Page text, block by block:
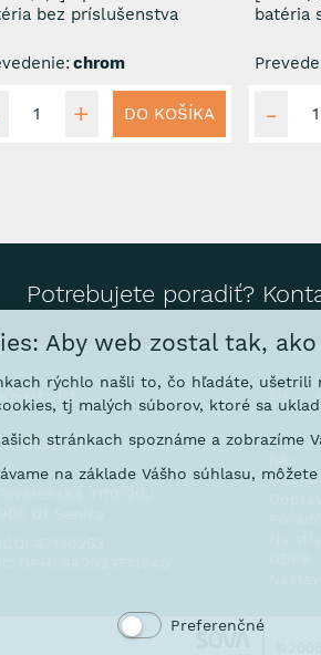
bez príslušenstva
chrom
DO KOŠÍKA
batéria
Potrebujete poradiť?
FERRO SK s. r
.o.
Pre
Prečo
Aby web zostal tak,
rýchlo našli to, čo hľadáte, ušetrili
tj malých súborov, ktoré sa
stránkach spoznáme a
na základe Vášho súhlasu,
Preferenčné